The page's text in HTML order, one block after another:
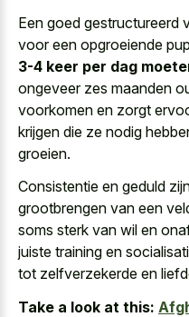
Een goed gestructureerd
voor een opgroeiende
3-4 keer per dag
ongeveer zes maanden
voorkomen en zorgt
krijgen die ze nodig
groeien.
Consistentie en geduld
grootbrengen van een
soms sterk van wil en
juiste training en
tot zelfverzekerde en
Take a look at this: